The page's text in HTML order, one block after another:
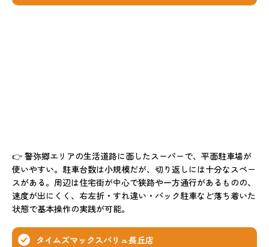
👉 警弥郷エリアの生活道路に面したスーパーで、平面駐車場が
使いやすい。駐車台数は小規模だが、切り返しには十分なスペー
スがある。周辺は住宅街が中心で狭路や一方通行があるものの、
速度が出にくく、右左折・すれ違い・バック駐車など落ち着いた
状態で基本操作の実践が可能。
タイムズマックスバリュ長丘店